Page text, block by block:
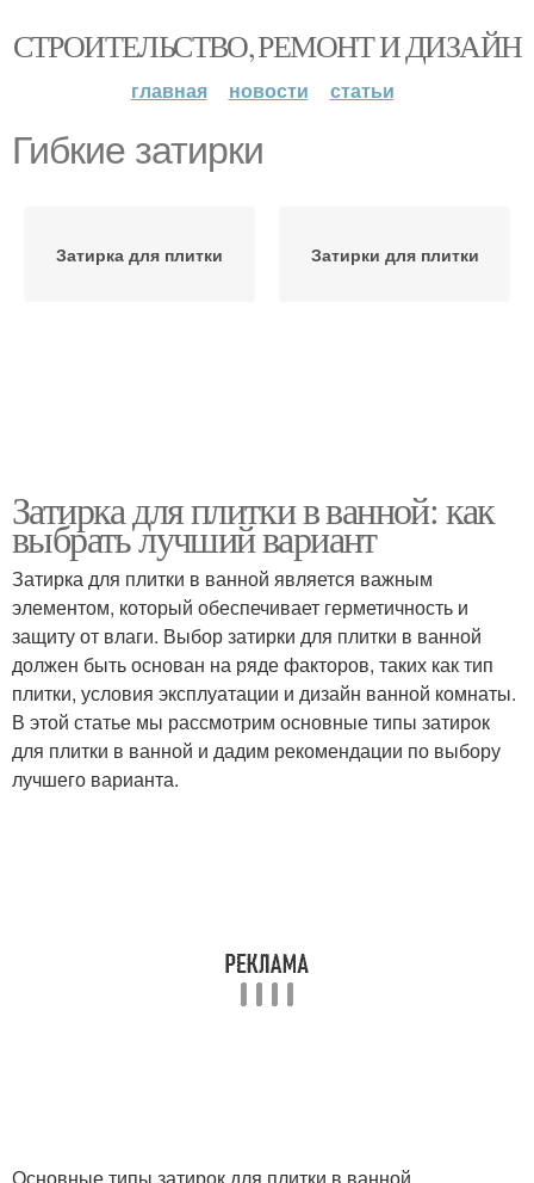
СТРОИТЕЛЬСТВО, РЕМОНТ И ДИЗАЙН
главная новости статьи
Гибкие затирки
Затирка для плитки Затирки для плитки
Затирка для плитки в ванной: как
выбрать лучший вариант
Затирка для плитки в ванной является важным
элементом, который обеспечивает герметичность и
защиту от влаги. Выбор затирки для плитки в ванной
должен быть основан на ряде факторов, таких как тип
плитки, условия эксплуатации и дизайн ванной комнаты.
В этой статье мы рассмотрим основные типы затирок
для плитки в ванной и дадим рекомендации по выбору
лучшего варианта.